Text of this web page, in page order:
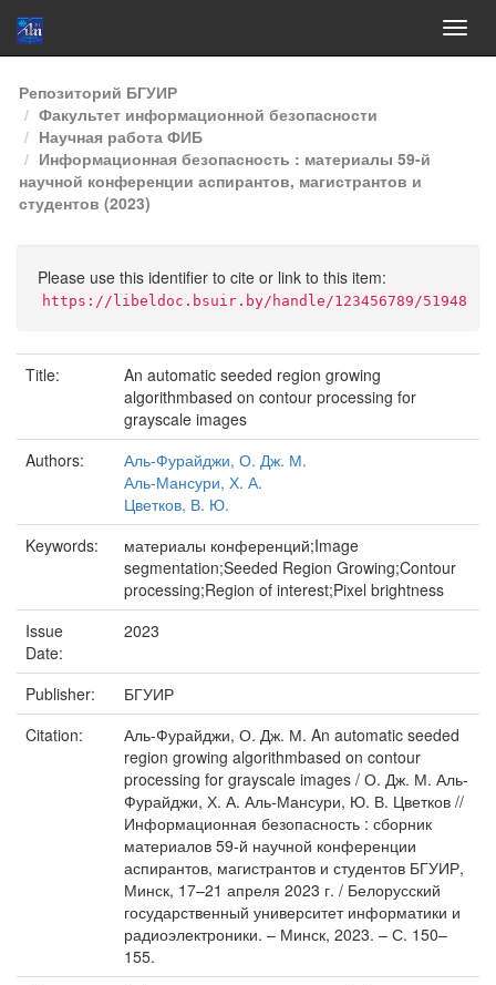
Skip
navigation
Репозиторий БГУИР
Факультет информационной безопасности
Научная работа ФИБ
Информационная безопасность : материалы 59-й
научной конференции аспирантов, магистрантов и
студентов (2023)
Please use this identifier to cite or link to this item:
https://libeldoc.bsuir.by/handle/123456789/51948
Title:
An automatic seeded region growing
algorithmbased on contour processing for
grayscale images
Authors:
Аль-Фурайджи, О. Дж. М.
Аль-Мансури, Х. А.
Цветков, В. Ю.
Keywords:
материалы конференций;Image
segmentation;Seeded Region Growing;Contour
processing;Region of interest;Pixel brightness
Issue
Date:
2023
Publisher:
БГУИР
Citation:
Аль-Фурайджи, О. Дж. М. An automatic seeded
region growing algorithmbased on contour
processing for grayscale images / О. Дж. М. Аль-
Фурайджи, Х. А. Аль-Мансури, Ю. В. Цветков //
Информационная безопасность : сборник
материалов 59-й научной конференции
аспирантов, магистрантов и студентов БГУИР,
Минск, 17–21 апреля 2023 г. / Белорусский
государственный университет информатики и
радиоэлектроники. – Минск, 2023. – С. 150–
155.